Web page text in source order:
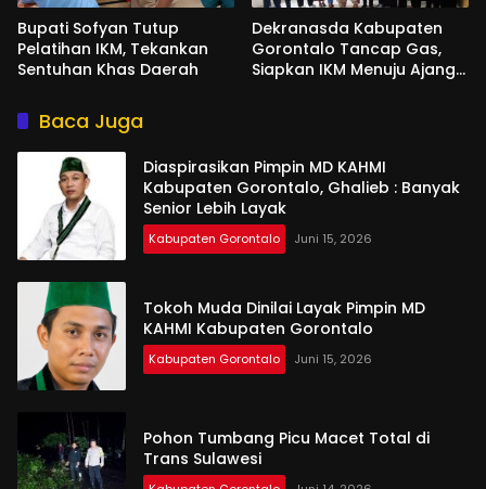
Bupati Sofyan Tutup
Pelatihan IKM, Tekankan
Sentuhan Khas Daerah
Dekranasda Kabupaten
Gorontalo Tancap Gas,
Siapkan IKM Menuju Ajang
Baca Juga
Diaspirasikan Pimpin MD KAHMI
Kabupaten Gorontalo, Ghalieb : Banyak
Senior Lebih Layak
Kabupaten Gorontalo Juni 15, 2026
Tokoh Muda Dinilai Layak Pimpin MD
KAHMI Kabupaten Gorontalo
Kabupaten Gorontalo Juni 15, 2026
Pohon Tumbang Picu Macet Total di
Trans Sulawesi